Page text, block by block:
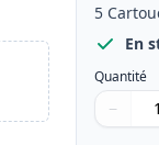
5
En
Quantité
Quantité
Utilisez
−
Quantité